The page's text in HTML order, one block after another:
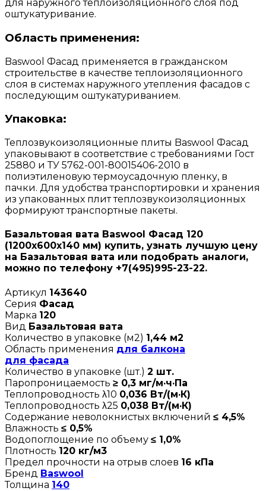
для наружного теплоизоляционного слоя под
оштукатуривание.
Область применения:
Baswool Фасад применяется в гражданском
строительстве в качестве теплоизоляционного
слоя в системах наружного утепления фасадов с
последующим оштукатуриванием.
Упаковка:
Теплозвукоизоляционные плиты Baswool Фасад
упаковывают в соответствие с требованиями Гост
25880 и ТУ 5762-001-80015406-2010 в
полиэтиленовую термоусадочную пленку, в
пачки. Для удобства транспортировки и хранения
из упакованных плит теплозвукоизоляционных
формируют транспортные пакеты.
Базальтовая вата Baswool Фасад 120
(1200х600х140 мм) купить, узнать лучшую цену
на Базальтовая вата или подобрать аналоги,
можно по телефону +7(495)995-23-22.
Артикул 143640
Серия Фасад
Марка 120
Вид Базальтовая вата
Количество в упаковке (м2) 1,44 м2
Область применения для балкона
для фасада
Количество в упаковке (шт.) 2 шт.
Паропроницаемость ≥ 0,3 мг/м·ч·Па
Теплопроводность λ10 0,036 Вт/(м·К)
Теплопроводность λ25 0,038 Вт/(м·К)
Содержание неволокнистых включений ≤ 4,5%
Влажность ≤ 0,5%
Водопоглощение по объему ≤ 1,0%
Плотность 120 кг/м3
Предел прочности на отрыв слоев 16 кПа
Бренд Baswool
Толщина 140